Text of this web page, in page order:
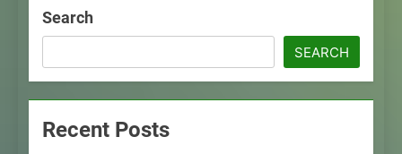
Search
SEARCH
Recent Posts